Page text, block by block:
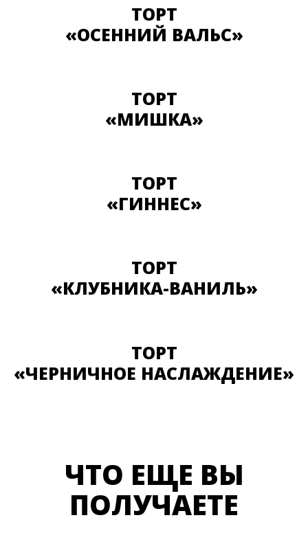
ТОРТ
«ОСЕННИЙ ВАЛЬС»
ТОРТ
«МИШКА»
ТОРТ
«ГИННЕС»
ТОРТ
«КЛУБНИКА-ВАНИЛЬ»
ТОРТ
«ЧЕРНИЧНОЕ НАСЛАЖДЕНИЕ»
ЧТО ЕЩЕ ВЫ
ПОЛУЧАЕТЕ